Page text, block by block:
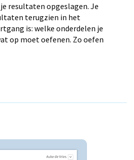
resultaten opgeslagen. Je
terugzien in het
is: welke onderdelen je
op moet oefenen. Zo oefen